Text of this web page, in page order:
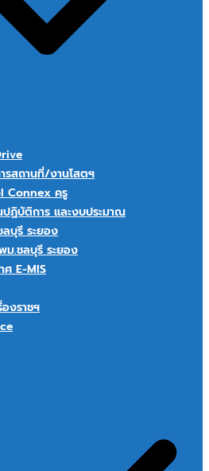
รสถานที่/งานโสตฯ
Connex ครู
ฏิบัติการ และงบประมาณ
บุรี ระยอง
ม.ชลบุรี ระยอง
ศ E-MIS
งราชฯ